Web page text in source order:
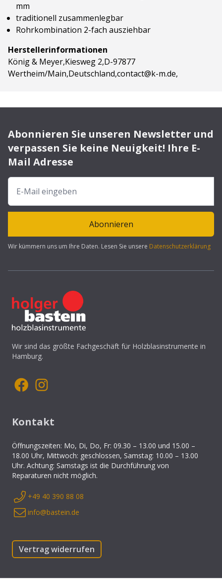
mm
traditionell zusammenlegbar
Rohrkombination 2-fach ausziehbar
Herstellerinformationen
König & Meyer,Kiesweg 2,D-97877
Wertheim/Main,Deutschland,contact@k-m.de,
Abonnieren Sie unseren Newsletter und
verpassen Sie keine Neuigkeit! Ihre E-
Mail Adresse
Abonnieren
Wir kümmern uns um Ihre Daten. Lesen Sie unsere Datenschutzerklärung
Wir sind das größte Fachgeschäft für Holzblasinstrumente in
Hamburg.
Kontakt
Öffnungszeiten: Mo, Di, Do, Fr: 09.30 – 13.00 und 15.00 –
18.00 Uhr, Mittwoch: geschlossen, Samstag: 10.00 – 13.00
Uhr. Achtung: Samstags ist die Durchführung von
Reparaturen nicht möglich.
+49 40 390 88 08
info@bastein.de
Vertrag widerrufen